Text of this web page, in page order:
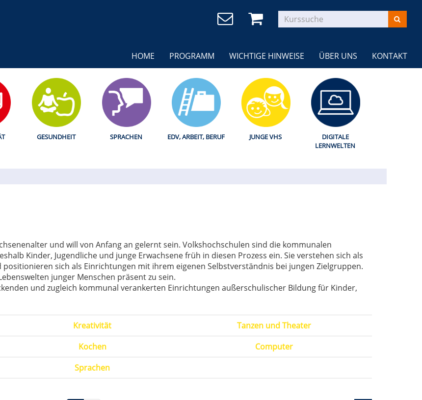
HOME PROGRAMM WICHTIGE HINWEISE ÜBER UNS KONTAKT
GESUNDHEIT SPRACHEN EDV, ARBEIT, BERUF JUNGE VHS
DIGITALE
LERNWELTEN
und will von Anfang an gelernt sein. Volkshochschulen sind die kommunalen
Kinder, Jugendliche und junge Erwachsene früh in diesen Prozess ein. Sie verstehen sich als
sich als Einrichtungen mit ihrem eigenen Selbstverständnis bei jungen Zielgruppen.
junger Menschen präsent zu sein.
und zugleich kommunal verankerten Einrichtungen außerschulischer Bildung für Kinder,
Kreativität
Tanzen und Theater
Kochen
Computer
Sprachen